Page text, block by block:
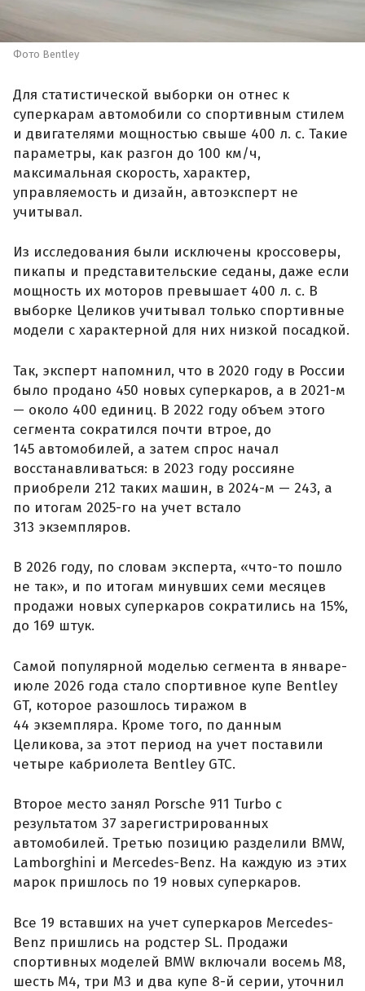
Фото Bentley
Для статистической выборки он отнес к
суперкарам автомобили со спортивным стилем
и двигателями мощностью свыше 400 л. с. Такие
параметры, как разгон до 100 км/ч,
максимальная скорость, характер,
управляемость и дизайн, автоэксперт не
учитывал.
Из исследования были исключены кроссоверы,
пикапы и представительские седаны, даже если
мощность их моторов превышает 400 л. с. В
выборке Целиков учитывал только спортивные
модели с характерной для них низкой посадкой.
Так, эксперт напомнил, что в 2020 году в России
было продано 450 новых суперкаров, а в 2021-м
— около 400 единиц. В 2022 году объем этого
сегмента сократился почти втрое, до
145 автомобилей, а затем спрос начал
восстанавливаться: в 2023 году россияне
приобрели 212 таких машин, в 2024-м — 243, а
по итогам 2025-го на учет встало
313 экземпляров.
В 2026 году, по словам эксперта, «что-то пошло
не так», и по итогам минувших семи месяцев
продажи новых суперкаров сократились на 15%,
до 169 штук.
Самой популярной моделью сегмента в январе-
июле 2026 года стало спортивное купе Bentley
GT, которое разошлось тиражом в
44 экземпляра. Кроме того, по данным
Целикова, за этот период на учет поставили
четыре кабриолета Bentley GTC.
Второе место занял Porsche 911 Turbo с
результатом 37 зарегистрированных
автомобилей. Третью позицию разделили BMW,
Lamborghini и Mercedes-Benz. На каждую из этих
марок пришлось по 19 новых суперкаров.
Все 19 вставших на учет суперкаров Mercedes-
Benz пришлись на родстер SL. Продажи
спортивных моделей BMW включали восемь M8,
шесть M4, три M3 и два купе 8-й серии, уточнил